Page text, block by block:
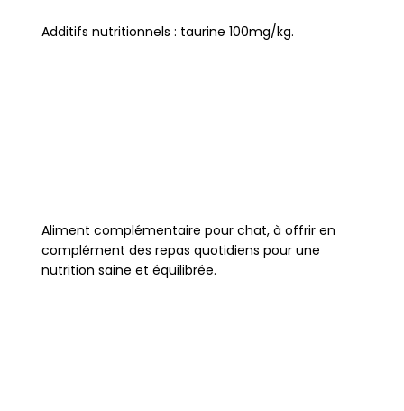
Additifs nutritionnels : taurine 100mg/kg.
Aliment complémentaire pour chat, à offrir en
complément des repas quotidiens pour une
nutrition saine et équilibrée.